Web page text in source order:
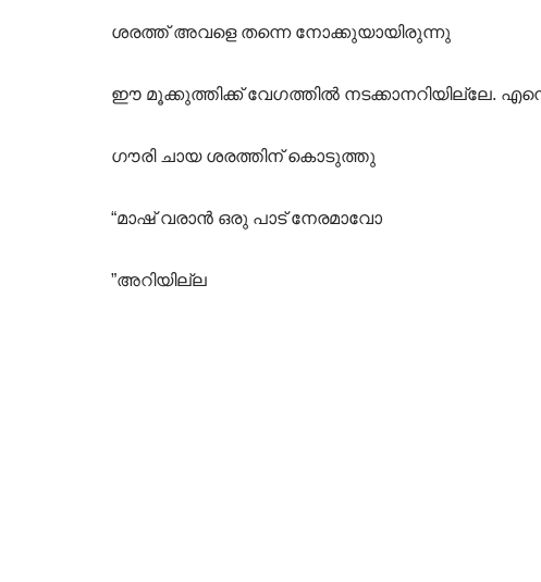
ശരത്ത് അവളെ തന്നെ നോക്കുയായിരുന്നു
ഈ മൂക്കുത്തിക്ക് വേഗത്തിൽ നടക്കാനറിയില്ലേ.
ഗൗരി ചായ ശരത്തിന് കൊടുത്തു
“മാഷ് വരാൻ ഒരു പാട് നേരമാവോ
”അറിയില്ല